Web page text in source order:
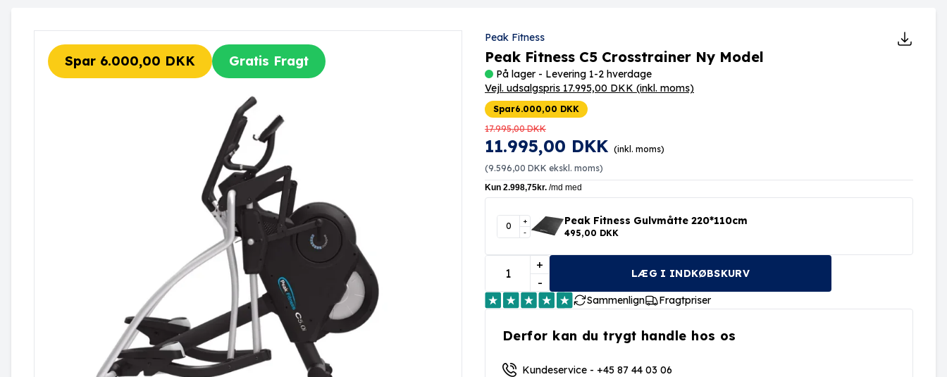
Spar 6.000,00 DKK Gratis Fragt
Peak Fitness
Peak Fitness C5 Crosstrainer Ny Model
På lager - Levering 1-2 hverdage
Vejl. udsalgspris 17.995,00 DKK (inkl. moms)
Spar6.000,00 DKK
17.995,00 DKK
11.995,00 DKK (inkl. moms)
(9.596,00 DKK ekskl. moms)
+
-
Peak Fitness Gulvmåtte 220*110cm
495,00 DKK
+
-
LÆG I INDKØBSKURV
Sammenlign Fragtpriser
Derfor kan du trygt handle hos os
Kundeservice - +45 87 44 03 06